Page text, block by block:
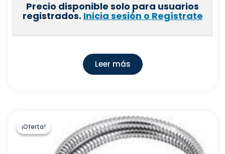
Precio disponible solo para usuarios
registrados. Inicia sesión o Regístrate
Leer más
¡Oferta!
¡Oferta!